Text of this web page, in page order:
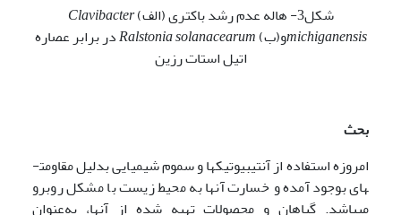
شکل3- هاله عدم رشد باکتری (الف)
Clavibacter
michiganensisو(ب)Ralstonia solanacearumدر برابر عصاره
اتیل استات رزین
بحث
امروزه استفاده از آنتی­بیوتیک­ها و سموم شیمیایی بدلیل مقاومت­
های بوجود آمده و خسارت آنها به محیط زیست با مشکل روبرو
می­باشد. گیاهان و محصولات تهیه شده از آنها، به‌عنوان